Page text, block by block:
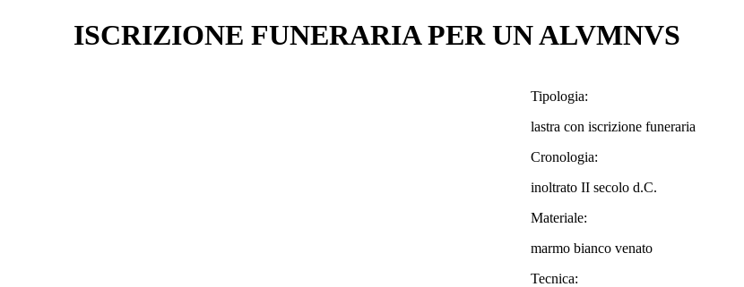
ISCRIZIONE FUNERARIA PER UN ALVMNVS
Tipologia:
lastra con iscrizione funeraria
Cronologia:
inoltrato II secolo d.C.
Materiale:
marmo bianco venato
Tecnica: